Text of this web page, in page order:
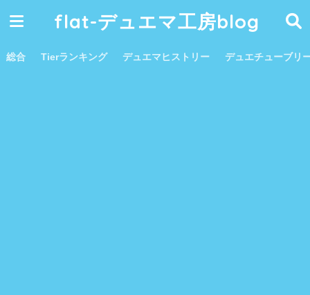
flat-デュエマ工房blog
総合 Tierランキング デュエマヒストリー デュエチューブリ